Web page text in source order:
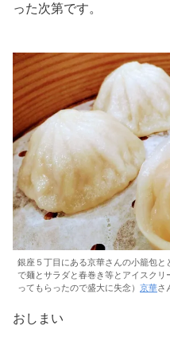
った次第です。
銀座５丁目にある京華さんの小籠包と
で麺とサラダと春巻き等とアイスク
ってもらったので盛大に失念） 京華さ
おしまい